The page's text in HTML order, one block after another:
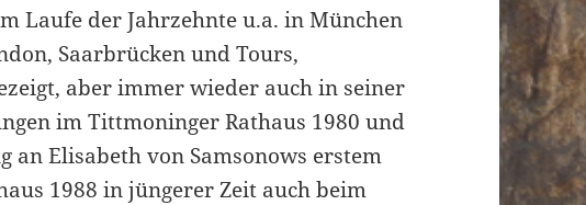
Laufe der Jahrzehnte u.a. in München
Saarbrücken und Tours,
aber immer wieder auch in seiner
im Tittmoninger Rathaus 1980 und
an Elisabeth von Samsonows erstem
1988 in jüngerer Zeit auch beim